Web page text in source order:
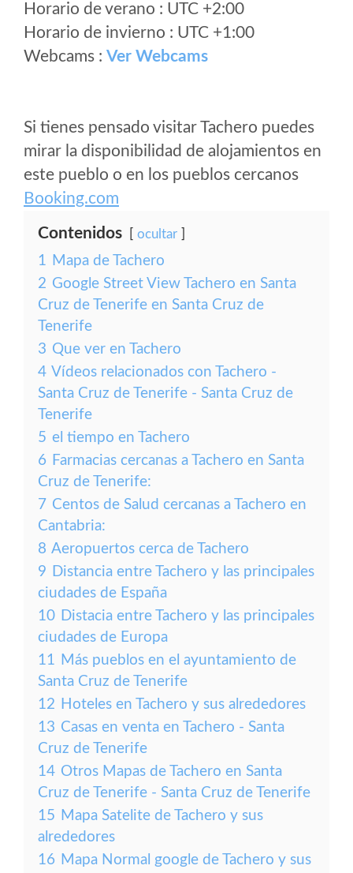
Horario de verano : UTC +2:00
Horario de invierno : UTC +1:00
Webcams : Ver Webcams
Si tienes pensado visitar Tachero puedes
mirar la disponibilidad de alojamientos en
este pueblo o en los pueblos cercanos
Booking.com
Contenidos ocultar
1 Mapa de Tachero
2 Google Street View Tachero en Santa
Cruz de Tenerife en Santa Cruz de
Tenerife
3 Que ver en Tachero
4 Vídeos relacionados con Tachero -
Santa Cruz de Tenerife - Santa Cruz de
Tenerife
5 el tiempo en Tachero
6 Farmacias cercanas a Tachero en Santa
Cruz de Tenerife:
7 Centos de Salud cercanas a Tachero en
Cantabria:
8 Aeropuertos cerca de Tachero
9 Distancia entre Tachero y las principales
ciudades de España
10 Distacia entre Tachero y las principales
ciudades de Europa
11 Más pueblos en el ayuntamiento de
Santa Cruz de Tenerife
12 Hoteles en Tachero y sus alrededores
13 Casas en venta en Tachero - Santa
Cruz de Tenerife
14 Otros Mapas de Tachero en Santa
Cruz de Tenerife - Santa Cruz de Tenerife
15 Mapa Satelite de Tachero y sus
alrededores
16 Mapa Normal google de Tachero y sus